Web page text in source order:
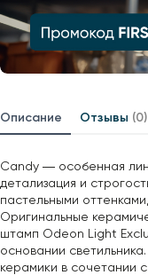
Описание Отзывы (0)
Candy ― особенная
детализация и
пастельными
Оригинальные
штамп Odeon Light
основании
керамики в сочетании